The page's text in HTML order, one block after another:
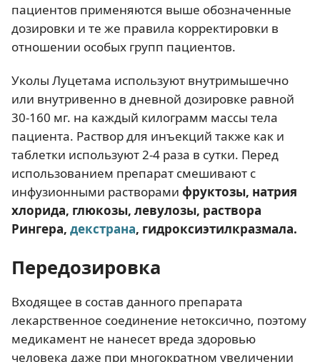
пациентов применяются выше обозначенные
дозировки и те же правила корректировки в
отношении особых групп пациентов.
Уколы Луцетама используют внутримышечно
или внутривенно в дневной дозировке равной
30-160 мг. на каждый килограмм массы тела
пациента. Раствор для инъекций также как и
таблетки используют 2-4 раза в сутки. Перед
использованием препарат смешивают с
инфузионными растворами фруктозы, натрия
хлорида, глюкозы, левулозы, раствора
Рингера, декстрана, гидроксиэтилкразмала.
Передозировка
Входящее в состав данного препарата
лекарственное соединение нетоксично, поэтому
медикамент не нанесет вреда здоровью
человека даже при многократном увеличении